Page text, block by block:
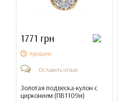
1771 грн
продано
Оставить отзыв
Золотая подвеска-кулон с
цирконием (ПВ1109и)